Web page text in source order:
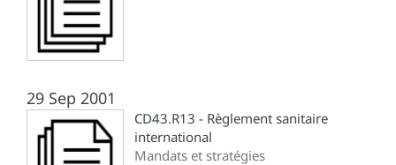
29 Sep 2001
CD43.R13 - Règlement sanitaire
international
Mandats et stratégies